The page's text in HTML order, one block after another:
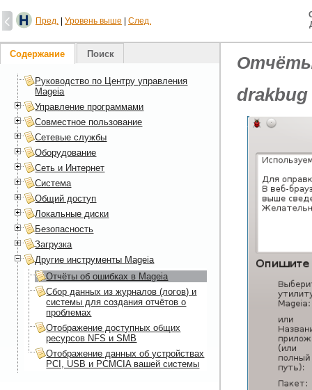
Пред. Уровень выше След.
Отчёты
drakbug
Содержание Поиск
Руководство по Центру управления
Mageia
Управление программами
Совместное пользование
Сетевые службы
Оборудование
Сеть и Интернет
Система
Общий доступ
Локальные диски
Безопасность
Загрузка
Другие инструменты Mageia
Отчёты об ошибках в Mageia
Сбор данных из журналов (логов) и
системы для создания отчётов о
проблемах
Отображение доступных общих
ресурсов NFS и SMB
Отображение данных об устройствах
PCI, USB и PCMCIA вашей системы